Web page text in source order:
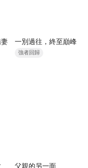
一別過往，終至巔峰
強者回歸
父親的另一面